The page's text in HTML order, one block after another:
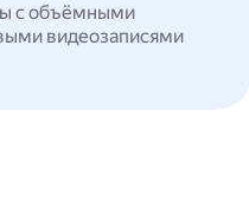
с объёмными
видеозаписями